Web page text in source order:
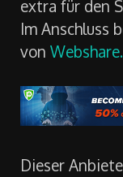
extra für den
Im Anschluss
von
Dieser